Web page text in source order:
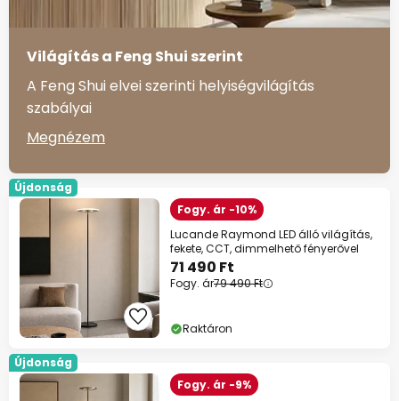
Világítás a Feng Shui szerint
A Feng Shui elvei szerinti helyiségvilágítás
szabályai
Megnézem
Újdonság
Fogy. ár -10%
Lucande Raymond LED álló világítás,
fekete, CCT, dimmelhető fényerővel
71 490 Ft
Fogy. ár79 490 Ft
Raktáron
Újdonság
Fogy. ár -9%